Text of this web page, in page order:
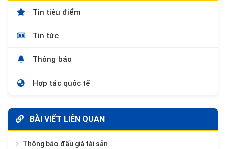
Tin tiêu điểm
Tin tức
Thông báo
Hợp tác quốc tế
BÀI VIẾT LIÊN QUAN
Thông báo đấu giá tài sản